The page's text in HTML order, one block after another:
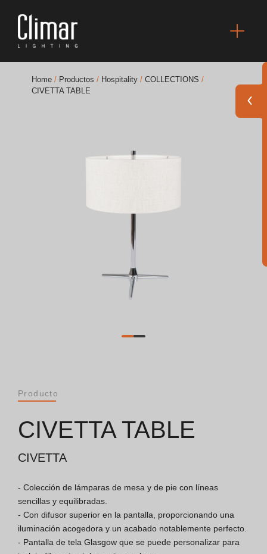
Essence [PT/EN]
Hospitality [PT]
Condiciones de Garantía
Folletos
Finishes Book
Home / Productos / Hospitality / COLLECTIONS /
CIVETTA TABLE
Producto
CIVETTA TABLE
CIVETTA
- Colección de lámparas de mesa y de pie con líneas
sencillas y equilibradas.
- Con difusor superior en la pantalla, proporcionando una
iluminación acogedora y un acabado notablemente perfecto.
- Pantalla de tela Glasgow que se puede personalizar para